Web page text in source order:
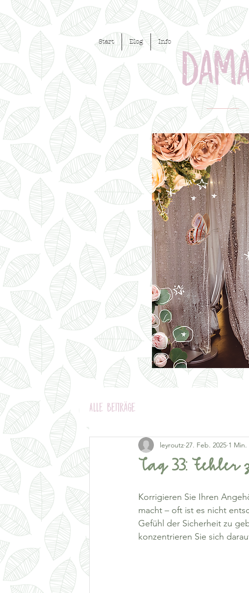
Start Blog Info
Alle Beiträge
Tag 33: Fehler
leyroutz 27. Feb. 2025 1 Min.
Korrigieren Sie Ihren
macht – oft ist es nicht
Gefühl der Sicherheit zu
konzentrieren Sie sich